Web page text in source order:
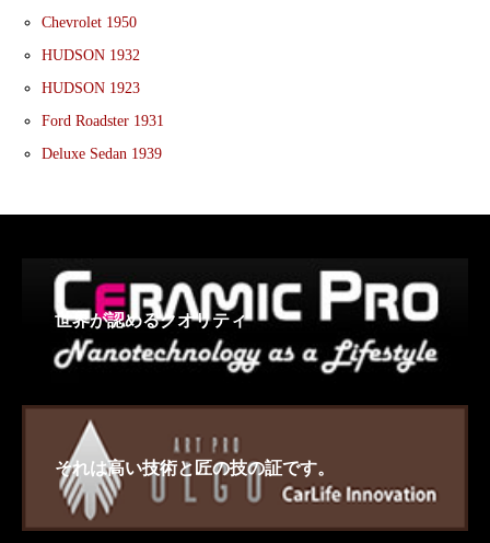
Chevrolet 1950
HUDSON 1932
HUDSON 1923
Ford Roadster 1931
Deluxe Sedan 1939
世界が認めるクオリティ
それは高い技術と匠の技の証です。